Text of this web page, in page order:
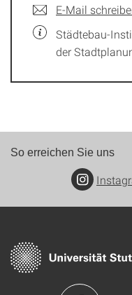
E-Mail
Städtebau-
der
So erreichen Sie uns